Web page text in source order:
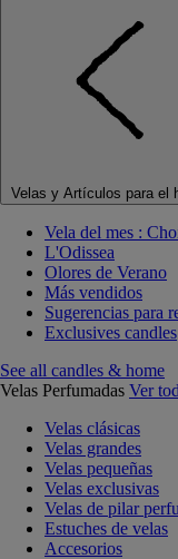
Velas y Artículos para el
Vela del mes :
L'Odissea
Olores de Verano
Más vendidos
Sugerencias para
Exclusives candles
See all candles & home
Velas Perfumadas Ver
Velas clásicas
Velas grandes
Velas pequeñas
Velas exclusivas
Velas de pilar
Estuches de velas
Accesorios